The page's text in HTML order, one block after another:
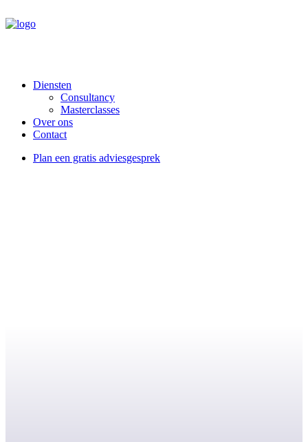
Diensten
Consultancy
Masterclasses
Over ons
Contact
Plan een gratis adviesgesprek